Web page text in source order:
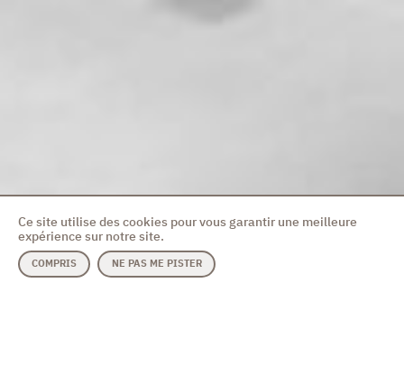
Ce site utilise des cookies pour vous garantir une meilleure
expérience sur notre site.
COMPRIS NE PAS ME PISTER